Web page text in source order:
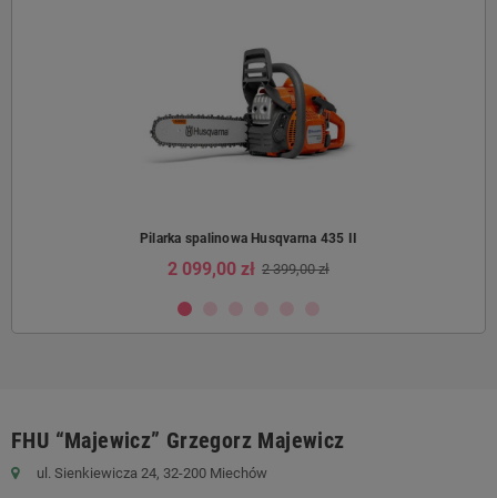
Pilarka spalinowa Husqvarna 435 II
2 099,00 zł 2 399,00 zł
FHU “Majewicz” Grzegorz Majewicz
ul. Sienkiewicza 24, 32-200 Miechów